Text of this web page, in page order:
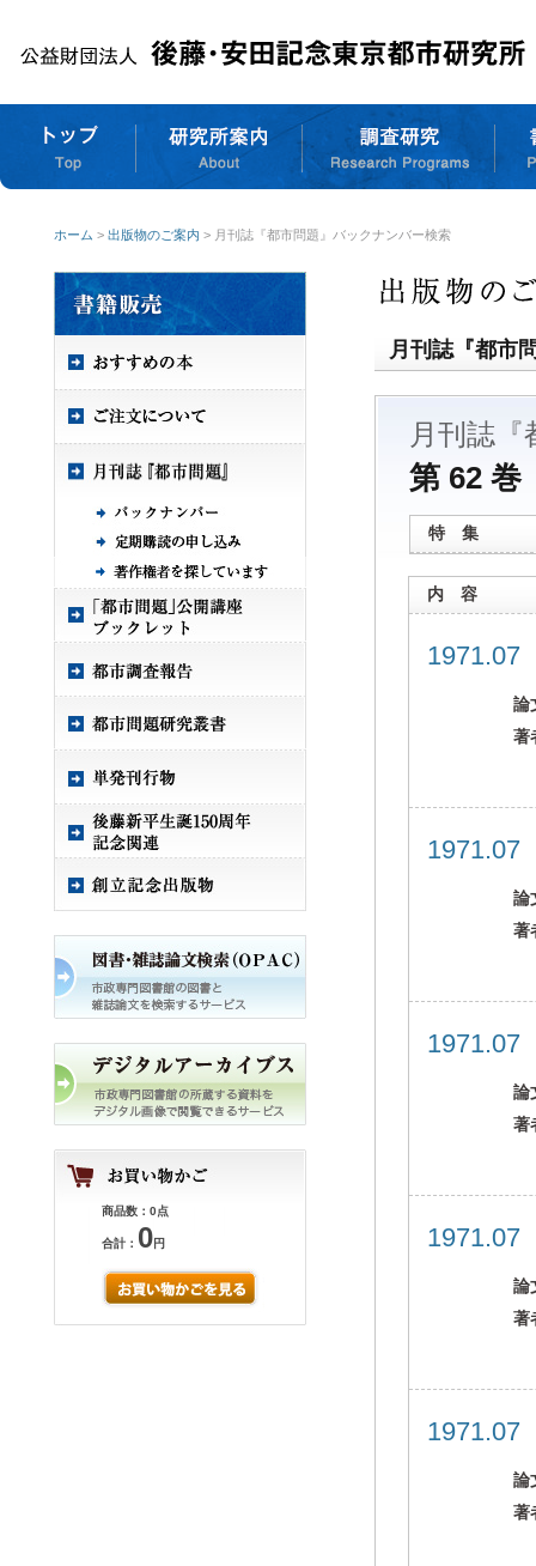
ホーム > 出版物のご案内 > 月刊誌『都市問題』バックナンバー検索
商品数：0点
合計： 0円
月刊誌『都市
月刊誌『
第 62
特 集
内 容
論
著
論
著
論
著
論
著
論
著